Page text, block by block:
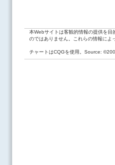
本Webサイトは客観的情報の提供を
のではありません。これらの情報によ
チャートはCQGを使用。Source: